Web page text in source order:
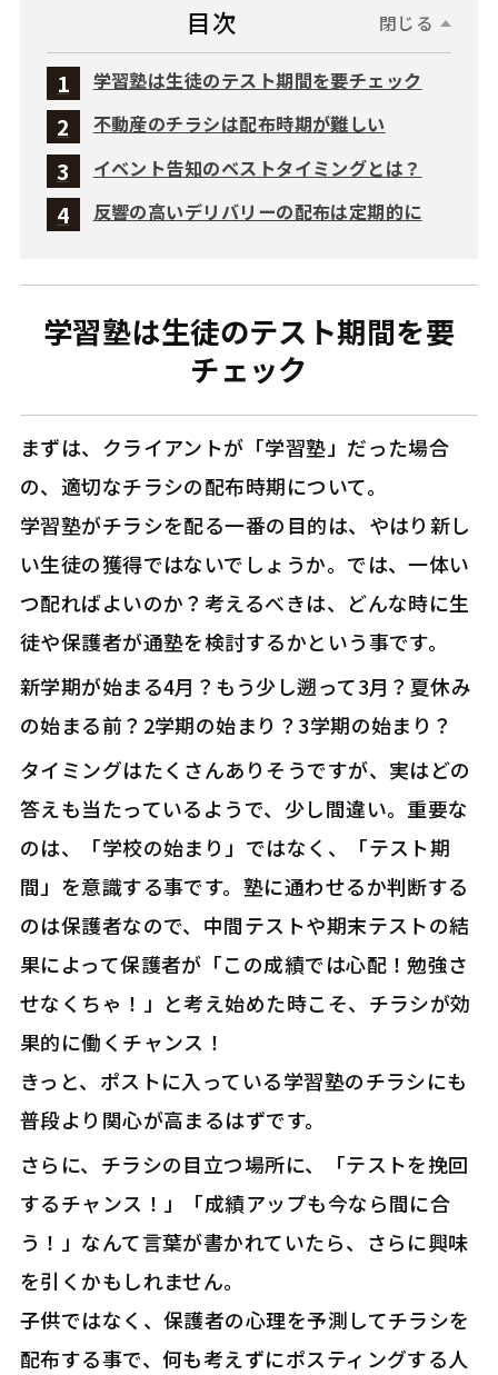
目次 閉じる
学習塾は生徒のテスト期間を要チェック
不動産のチラシは配布時期が難しい
イベント告知のベストタイミングとは？
反響の高いデリバリーの配布は定期的に
学習塾は生徒のテスト期間を要
チェック
まずは、クライアントが「学習塾」だった場合
の、適切なチラシの配布時期について。
学習塾がチラシを配る一番の目的は、やはり新し
い生徒の獲得ではないでしょうか。では、一体い
つ配ればよいのか？考えるべきは、どんな時に生
徒や保護者が通塾を検討するかという事です。
新学期が始まる4月？もう少し遡って3月？夏休み
の始まる前？2学期の始まり？3学期の始まり？
タイミングはたくさんありそうですが、実はどの
答えも当たっているようで、少し間違い。重要な
のは、「学校の始まり」ではなく、「テスト期
間」を意識する事です。塾に通わせるか判断する
のは保護者なので、中間テストや期末テストの結
果によって保護者が「この成績では心配！勉強さ
せなくちゃ！」と考え始めた時こそ、チラシが効
果的に働くチャンス！
きっと、ポストに入っている学習塾のチラシにも
普段より関心が高まるはずです。
さらに、チラシの目立つ場所に、「テストを挽回
するチャンス！」「成績アップも今なら間に合
う！」なんて言葉が書かれていたら、さらに興味
を引くかもしれません。
子供ではなく、保護者の心理を予測してチラシを
配布する事で、何も考えずにポスティングする人